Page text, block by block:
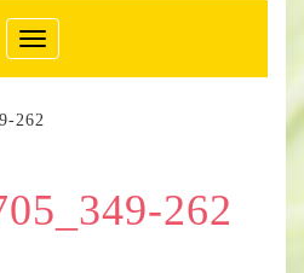
Toggle
Navigation
262
262